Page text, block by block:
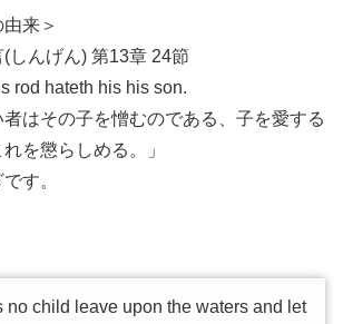
来＞
(しんげん) 第13章 24節
rod hateth his his son.
者はその子を憎むのである、子を愛する
を懲らしめる。」
す。
no child leave upon the waters and let